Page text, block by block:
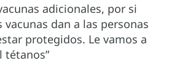
adicionales, por si
dan a las personas
protegidos. Le vamos a
tétanos”